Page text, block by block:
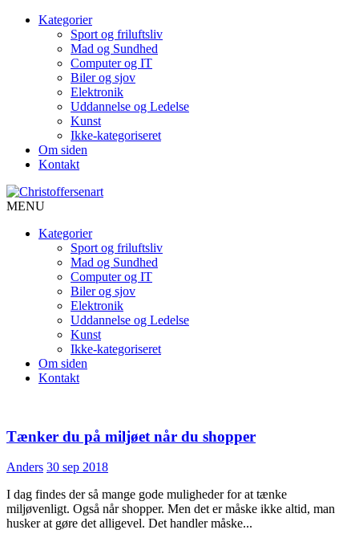
Kategorier
Sport og friluftsliv
Mad og Sundhed
Computer og IT
Biler og sjov
Elektronik
Uddannelse og Ledelse
Kunst
Ikke-kategoriseret
Om siden
Kontakt
MENU
Kategorier
Sport og friluftsliv
Mad og Sundhed
Computer og IT
Biler og sjov
Elektronik
Uddannelse og Ledelse
Kunst
Ikke-kategoriseret
Om siden
Kontakt
Tænker du på miljøet når du shopper
Anders 30 sep 2018
I dag findes der så mange gode muligheder for at tænke
miljøvenligt. Også når shopper. Men det er måske ikke altid, man
husker at gøre det alligevel. Det handler måske...